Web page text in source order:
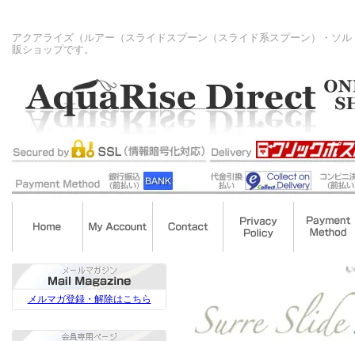
アクアライズ（ルアー（スライドスプーン（スライド系スプーン）・ソ
販ショップです。
メルマガ登録・解除はこちら
いらっしゃ